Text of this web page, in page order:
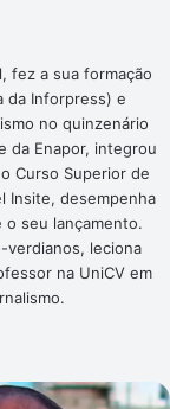
fez a sua formação
da Inforpress) e
no quinzenário
da Enapor, integrou
Curso Superior de
Insite, desempenha
seu lançamento.
verdianos, leciona
na UniCV em